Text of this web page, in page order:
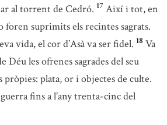
al torrent de Cedró. 17 Així i tot, en
suprimits els recintes sagrats.
vida, el cor d’Asà va ser fidel. 18 Va
Déu les ofrenes sagrades del seu
pròpies: plata, or i objectes de culte.
fins a l’any trenta-cinc del